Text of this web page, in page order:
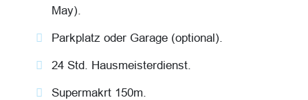
May).
Parkplatz oder Garage (optional).
24 Std. Hausmeisterdienst.
Supermakrt 150m.